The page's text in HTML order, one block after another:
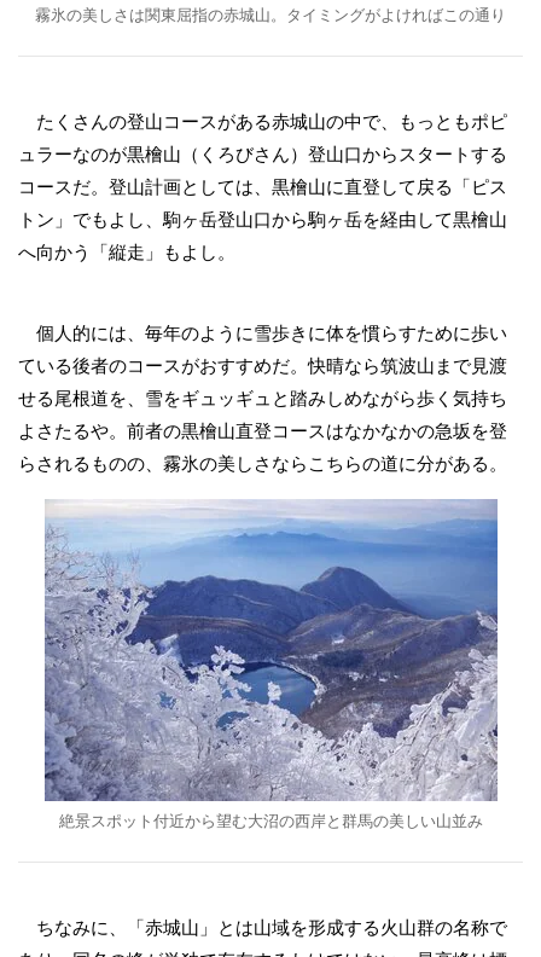
霧氷の美しさは関東屈指の赤城山。タイミングがよければこの通り
たくさんの登山コースがある赤城山の中で、もっともポピ
ュラーなのが黒檜山（くろびさん）登山口からスタートする
コースだ。登山計画としては、黒檜山に直登して戻る「ピス
トン」でもよし、駒ヶ岳登山口から駒ヶ岳を経由して黒檜山
へ向かう「縦走」もよし。
個人的には、毎年のように雪歩きに体を慣らすために歩い
ている後者のコースがおすすめだ。快晴なら筑波山まで見渡
せる尾根道を、雪をギュッギュと踏みしめながら歩く気持ち
よさたるや。前者の黒檜山直登コースはなかなかの急坂を登
らされるものの、霧氷の美しさならこちらの道に分がある。
絶景スポット付近から望む大沼の西岸と群馬の美しい山並み
ちなみに、「赤城山」とは山域を形成する火山群の名称で